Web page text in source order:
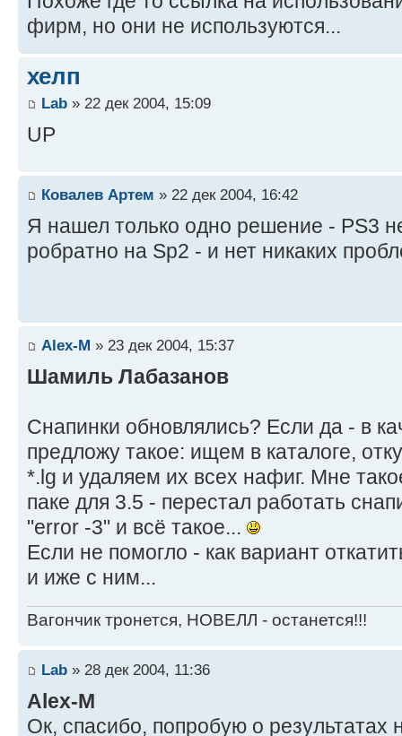
фирм, но они не используются...
хелп
Lab » 22 дек 2004, 15:09
UP
Ковалев Артем » 22 дек 2004, 16:42
Я нашел только одно решение - PS3
робратно на Sp2 - и нет никаких
Alex-M » 23 дек 2004, 15:37
Шамиль Лабазанов
Снапинки обновлялись? Если да - в
предложу такое: ищем в каталоге,
*.lg и удаляем их всех нафиг. Мне
паке для 3.5 - перестал работать
"error -3" и всё такое...
Если не помогло - как вариант
и иже с ним...
Вагончик тронется, НОВЕЛЛ - останется!!!
Lab » 28 дек 2004, 11:36
Alex-M
Ок, спасибо, попробую о результатах